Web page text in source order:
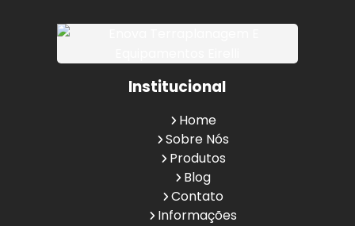
Institucional
Home
Sobre Nós
Produtos
Blog
Contato
Informações